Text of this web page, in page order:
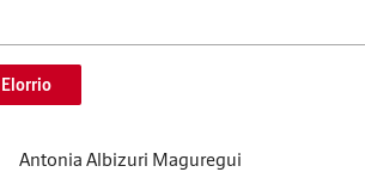
Elorrio
Antonia Albizuri Maguregui